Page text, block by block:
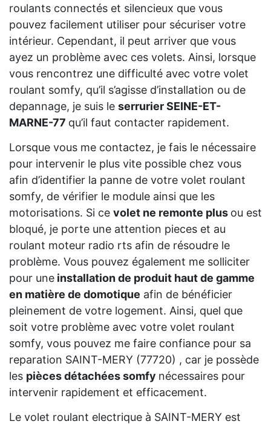
roulants connectés et silencieux que vous
pouvez facilement utiliser pour sécuriser votre
intérieur. Cependant, il peut arriver que vous
ayez un problème avec ces volets. Ainsi, lorsque
vous rencontrez une difficulté avec votre volet
roulant somfy, qu’il s’agisse d’installation ou de
depannage, je suis le serrurier SEINE-ET-
MARNE-77 qu’il faut contacter rapidement.
Lorsque vous me contactez, je fais le nécessaire
pour intervenir le plus vite possible chez vous
afin d’identifier la panne de votre volet roulant
somfy, de vérifier le module ainsi que les
motorisations. Si ce volet ne remonte plus ou est
bloqué, je porte une attention pieces et au
roulant moteur radio rts afin de résoudre le
problème. Vous pouvez également me solliciter
pour une installation de produit haut de gamme
en matière de domotique afin de bénéficier
pleinement de votre logement. Ainsi, quel que
soit votre problème avec votre volet roulant
somfy, vous pouvez me faire confiance pour sa
reparation SAINT-MERY (77720) , car je possède
les pièces détachées somfy nécessaires pour
intervenir rapidement et efficacement.
Le volet roulant electrique à SAINT-MERY est